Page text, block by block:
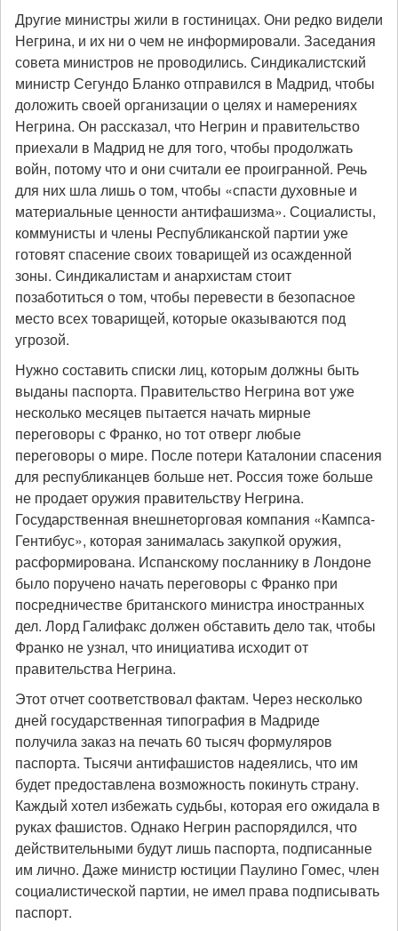
Другие министры жили в гостиницах. Они редко видели
Негрина, и их ни о чем не информировали. Заседания
совета министров не проводились. Синдикалистский
министр Сегундо Бланко отправился в Мадрид, чтобы
доложить своей организации о целях и намерениях
Негрина. Он рассказал, что Негрин и правительство
приехали в Мадрид не для того, чтобы продолжать
войн, потому что и они считали ее проигранной. Речь
для них шла лишь о том, чтобы «спасти духовные и
материальные ценности антифашизма». Социалисты,
коммунисты и члены Республиканской партии уже
готовят спасение своих товарищей из осажденной
зоны. Синдикалистам и анархистам стоит
позаботиться о том, чтобы перевести в безопасное
место всех товарищей, которые оказываются под
угрозой.
Нужно составить списки лиц, которым должны быть
выданы паспорта. Правительство Негрина вот уже
несколько месяцев пытается начать мирные
переговоры с Франко, но тот отверг любые
переговоры о мире. После потери Каталонии спасения
для республиканцев больше нет. Россия тоже больше
не продает оружия правительству Негрина.
Государственная внешнеторговая компания «Кампса-
Гентибус», которая занималась закупкой оружия,
расформирована. Испанскому посланнику в Лондоне
было поручено начать переговоры с Франко при
посредничестве британского министра иностранных
дел. Лорд Галифакс должен обставить дело так, чтобы
Франко не узнал, что инициатива исходит от
правительства Негрина.
Этот отчет соответствовал фактам. Через несколько
дней государственная типография в Мадриде
получила заказ на печать 60 тысяч формуляров
паспорта. Тысячи антифашистов надеялись, что им
будет предоставлена возможность покинуть страну.
Каждый хотел избежать судьбы, которая его ожидала в
руках фашистов. Однако Негрин распорядился, что
действительными будут лишь паспорта, подписанные
им лично. Даже министр юстиции Паулино Гомес, член
социалистической партии, не имел права подписывать
паспорт.